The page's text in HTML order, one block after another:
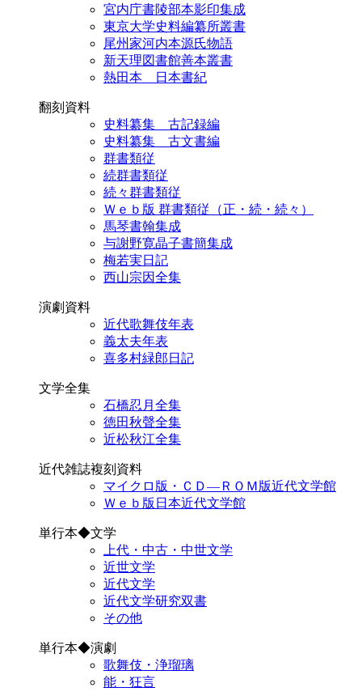
宮内庁書陵部本影印集成
東京大学史料編纂所叢書
尾州家河内本源氏物語
新天理図書館善本叢書
熱田本 日本書紀
翻刻資料
史料纂集 古記録編
史料纂集 古文書編
群書類従
続群書類従
続々群書類従
Ｗｅｂ版 群書類従（正・続・続々）
馬琴書翰集成
与謝野寛晶子書簡集成
梅若実日記
西山宗因全集
演劇資料
近代歌舞伎年表
義太夫年表
喜多村緑郎日記
文学全集
石橋忍月全集
徳田秋聲全集
近松秋江全集
近代雑誌複刻資料
マイクロ版・ＣＤ―ＲＯＭ版近代文学館
Ｗｅｂ版日本近代文学館
単行本◆文学
上代・中古・中世文学
近世文学
近代文学
近代文学研究双書
その他
単行本◆演劇
歌舞伎・浄瑠璃
能・狂言